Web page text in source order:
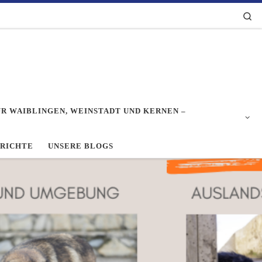
WAIBLINGEN, WEINSTADT UND KERNEN –
UNSERE BLOGS